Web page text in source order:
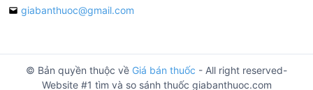
giabanthuoc@gmail.com
© Bản quyền thuộc về Giá bán thuốc - All right reserved-
Website #1 tìm và so sánh thuốc giabanthuoc.com